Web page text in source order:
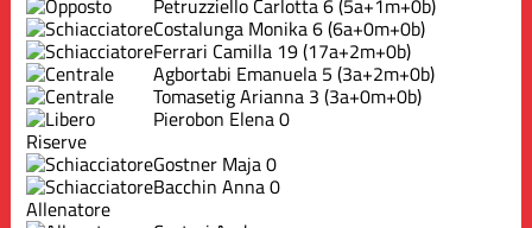
Costalunga Monika6(6a+0m+0b)
Ferrari Camilla 19(17a+2m+0b)
Agbortabi Emanuela 5 (3a+2m+0b)
Tomasetig Arianna 3 (3a+0m+0b)
Pierobon Elena0
Riserve
Gostner Maja0
Bacchin Anna0
Allenatore